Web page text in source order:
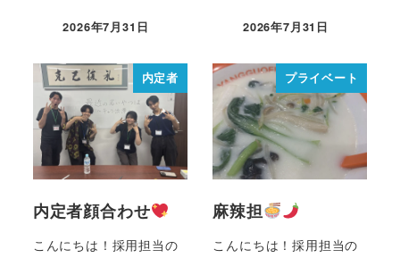
2026年7月31日 2026年7月31日
内定者
内定者顔合わせ
こんにちは！採用担当の
プライベート
麻辣担
こんにちは！採用担当の